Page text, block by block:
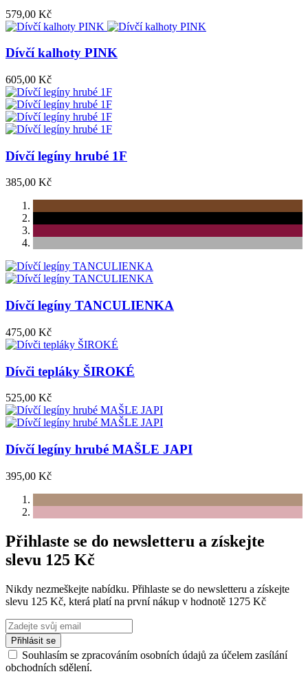
579,00 Kč
Dívčí kalhoty PINK
605,00 Kč
Dívčí legíny hrubé 1F
385,00 Kč
Dívčí legíny TANCULIENKA
475,00 Kč
Dívči tepláky ŠIROKÉ
525,00 Kč
Dívčí legíny hrubé MAŠLE JAPI
395,00 Kč
Přihlaste se do newsletteru a získejte
slevu 125 Kč
Nikdy nezmeškejte nabídku. Přihlaste se do newsletteru a získejte
slevu 125 Kč, která platí na první nákup v hodnotě 1275 Kč
Přihlásit se
Souhlasím se zpracováním osobních údajů za účelem zasílání
obchodních sdělení.